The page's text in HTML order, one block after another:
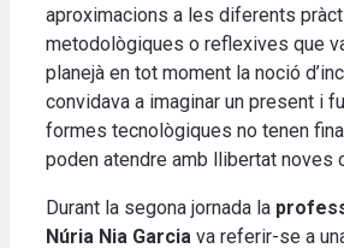
aproximacions a les diferents
metodològiques o reflexives que
planejà en tot moment la noció
convidava a imaginar un present i
formes tecnològiques no tenen
poden atendre amb llibertat noves
Durant la segona jornada la
Núria Nia Garcia va referir-se a